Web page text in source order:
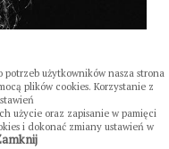
użytkowników nasza strona
plików cookies. Korzystanie z
użycie oraz zapisanie w pamięci
i dokonać zmiany ustawień w